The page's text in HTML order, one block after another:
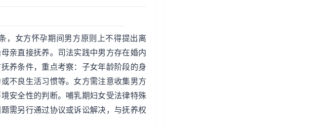
，女方怀孕期间男方原则上不得提出离
亲直接抚养。司法实践中男方存在婚内
养条件，重点考察：子女年龄阶段的身
不良生活习惯等。女方需注意收集男方
安全性的判断。哺乳期妇女受法律特殊
需另行通过协议或诉讼解决，与抚养权